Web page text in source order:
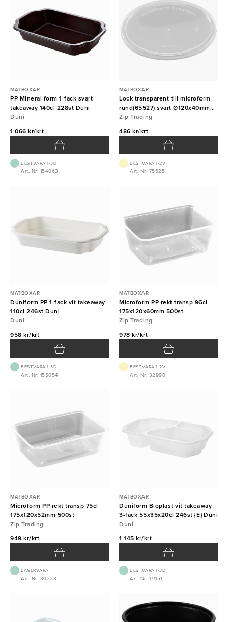
MATBOXAR
PP Mineral form 1-fack svart
takeaway 140cl 228st Duni
Duni
1 066 kr/krt
BEST.VARA 1-3D
Art. Nr: 154063
MATBOXAR
Lock transparent till microform
rund(65527) svart Ø120x40mm
500st
Zip Trading
486 kr/krt
BEST.VARA 1-2V
Art. Nr: 75525
MATBOXAR
Duniform PP 1-fack vit takeaway
110cl 246st Duni
Duni
958 kr/krt
BEST.VARA 1-3D
Art. Nr: 155054
MATBOXAR
Microform PP rekt transp 96cl
175x120x60mm 500st
Zip Trading
978 kr/krt
BEST.VARA 1-2V
Art. Nr: 32990
MATBOXAR
Microform PP rekt transp 75cl
175x120x52mm 500st
Zip Trading
949 kr/krt
LAGERVARA
Art. Nr: 30223
MATBOXAR
Duniform Bioplast vit takeaway
3-fack 55x35x20cl 246st {E} Duni
Duni
1 145 kr/krt
BEST.VARA 1-3D
Art. Nr: 171151